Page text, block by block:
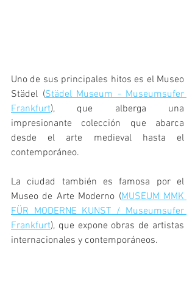
Uno de sus principales hitos es el Museo
Städel (Städel Museum - Museumsufer
Frankfurt), que alberga una
impresionante colección que abarca
desde el arte medieval hasta el
contemporáneo.
La ciudad también es famosa por el
Museo de Arte Moderno (MUSEUM MMK
FÜR MODERNE KUNST / Museumsufer
Frankfurt), que expone obras de artistas
internacionales y contemporáneos.